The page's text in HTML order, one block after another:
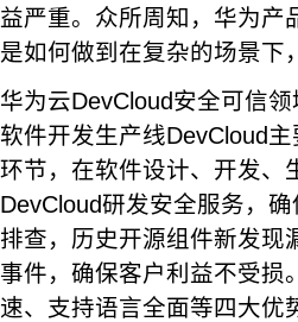
益严重。众所周知，华为产
是如何做到在复杂的场景下
华为云DevCloud安全可信
软件开发生产线DevCloud
环节，在软件设计、开发、
DevCloud研发安全服务，
排查，历史开源组件新发现
事件，确保客户利益不受损
速、支持语言全面等四大优